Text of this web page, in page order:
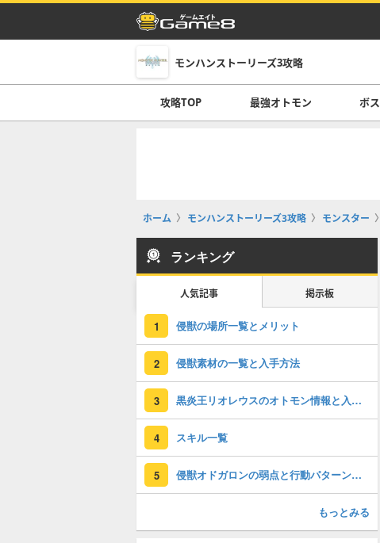
モンハンストーリーズ3攻略
攻略TOP 最強オトモン ボス
ホーム モンハンストーリーズ3攻略 モンスター
ランキング
人気記事 掲示板
1 侵獣の場所一覧とメリット
2 侵獣素材の一覧と入手方法
3 黒炎王リオレウスのオトモン情報と入手方法・場所
4 スキル一覧
5 侵獣オドガロンの弱点と行動パターン攻略
もっとみる